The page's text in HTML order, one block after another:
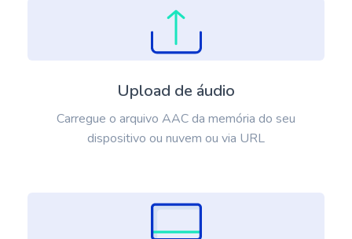
Upload de áudio
Carregue o arquivo AAC da memória do seu
dispositivo ou nuvem ou via URL